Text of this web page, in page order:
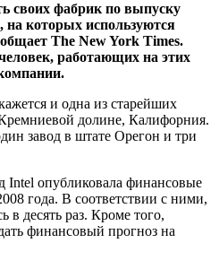
своих фабрик по выпуску
которых используются
The New York Times.
работающих на этих
и одна из старейших
долине, Калифорния.
завод в штате Орегон и три
Intel опубликовала финансовые
года. В соответствии с ними,
в десять раз. Кроме того,
финансовый прогноз на